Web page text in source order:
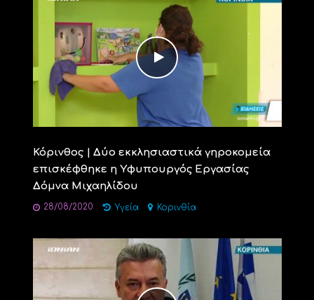
Κόρινθος | Δύο εκκλησιαστικά γηροκομεία
επισκέφθηκε η Yφυπουργός Εργασίας
Δόμνα Μιχαηλίδου
28/08/2020 Υγεία Κορινθία